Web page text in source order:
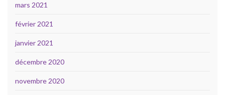
mars 2021
février 2021
janvier 2021
décembre 2020
novembre 2020